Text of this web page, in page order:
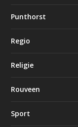
Punthorst
Regio
Religie
Rouveen
Sport